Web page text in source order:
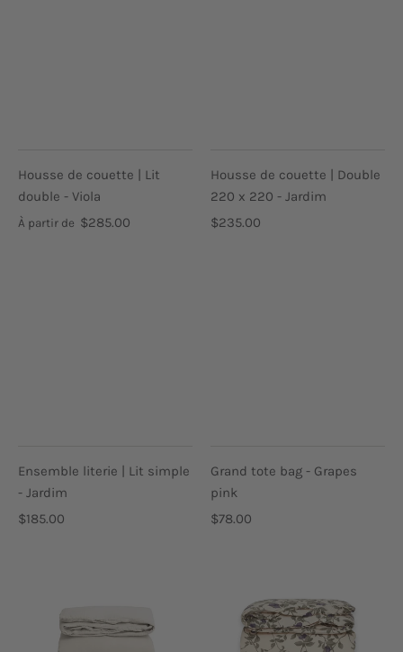
Housse de couette | Lit
double - Viola
À partir de $285.00
Housse de couette | Double
220 x 220 - Jardim
$235.00
Ensemble literie | Lit simple
- Jardim
$185.00
Grand tote bag - Grapes
pink
$78.00